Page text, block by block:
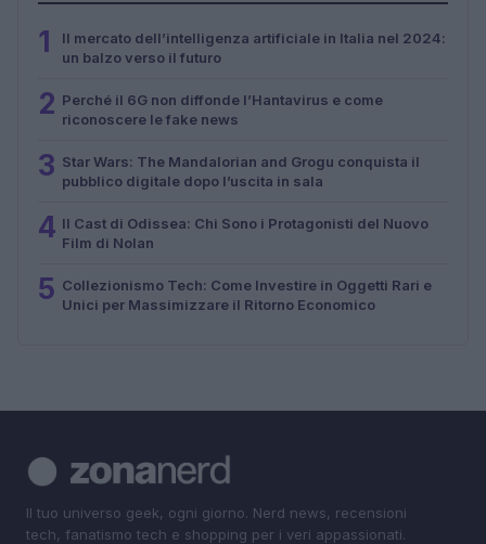
1
Il mercato dell’intelligenza artificiale in Italia nel 2024:
un balzo verso il futuro
2 Perché il 6G non diffonde l’Hantavirus e come
riconoscere le fake news
3 Star Wars: The Mandalorian and Grogu conquista il
pubblico digitale dopo l’uscita in sala
4 Il Cast di Odissea: Chi Sono i Protagonisti del Nuovo
Film di Nolan
5 Collezionismo Tech: Come Investire in Oggetti Rari e
Unici per Massimizzare il Ritorno Economico
Il tuo universo geek, ogni giorno. Nerd news, recensioni
tech, fanatismo tech e shopping per i veri appassionati.